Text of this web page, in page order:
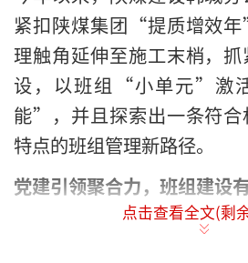
紧扣陕煤集团“提质增效
理触角延伸至施工末梢，
设，以班组“小单元”激
能”，并且探索出一条符合
特点的班组管理新路径。
党建引领聚合力，班组建设有
该项目部坚持党建与班组建
点击查看全文(剩